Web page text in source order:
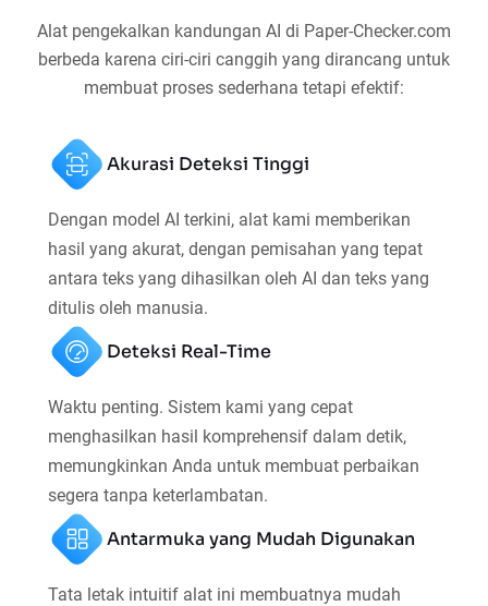
Alat pengekalkan kandungan AI di Paper-Checker.com
berbeda karena ciri-ciri canggih yang dirancang untuk
membuat proses sederhana tetapi efektif:
Akurasi Deteksi Tinggi
Dengan model AI terkini, alat kami memberikan
hasil yang akurat, dengan pemisahan yang tepat
antara teks yang dihasilkan oleh AI dan teks yang
ditulis oleh manusia.
Deteksi Real-Time
Waktu penting. Sistem kami yang cepat
menghasilkan hasil komprehensif dalam detik,
memungkinkan Anda untuk membuat perbaikan
segera tanpa keterlambatan.
Antarmuka yang Mudah Digunakan
Tata letak intuitif alat ini membuatnya mudah